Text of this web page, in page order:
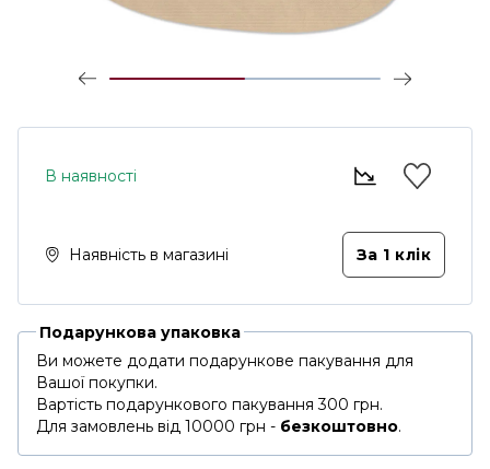
В наявності
Наявність в магазині За 1 клiк
Подарункова упаковка
Ви можете додати подарункове пакування для
Вашої покупки.
Вартість подарункового пакування 300 грн.
Для замовлень від 10000 грн - безкоштовно.